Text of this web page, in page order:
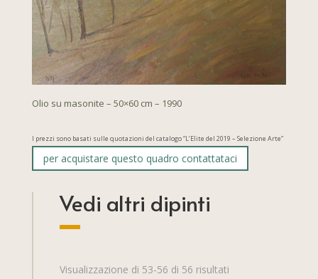
Olio su masonite – 50×60 cm – 1990
I prezzi sono basati sulle quotazioni del catalogo “L’Elite del 2019 – Selezione Arte”
per acquistare questo quadro contattataci
Vedi altri dipinti
Visualizzazione di 53-56 di 56 risultati